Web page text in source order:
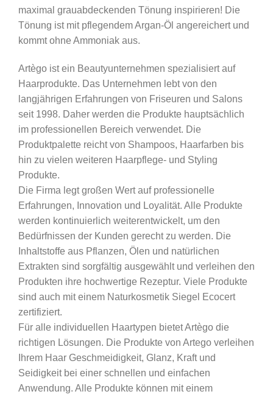
maximal grauabdeckenden Tönung inspirieren! Die
Tönung ist mit pflegendem Argan-Öl angereichert und
kommt ohne Ammoniak aus.
Artègo ist ein Beautyunternehmen spezialisiert auf
Haarprodukte. Das Unternehmen lebt von den
langjährigen Erfahrungen von Friseuren und Salons
seit 1998. Daher werden die Produkte hauptsächlich
im professionellen Bereich verwendet. Die
Produktpalette reicht von Shampoos, Haarfarben bis
hin zu vielen weiteren Haarpflege- und Styling
Produkte.
Die Firma legt großen Wert auf professionelle
Erfahrungen, Innovation und Loyalität. Alle Produkte
werden kontinuierlich weiterentwickelt, um den
Bedürfnissen der Kunden gerecht zu werden. Die
Inhaltstoffe aus Pflanzen, Ölen und natürlichen
Extrakten sind sorgfältig ausgewählt und verleihen den
Produkten ihre hochwertige Rezeptur. Viele Produkte
sind auch mit einem Naturkosmetik Siegel Ecocert
zertifiziert.
Für alle individuellen Haartypen bietet Artègo die
richtigen Lösungen. Die Produkte von Artego verleihen
Ihrem Haar Geschmeidigkeit, Glanz, Kraft und
Seidigkeit bei einer schnellen und einfachen
Anwendung. Alle Produkte können mit einem